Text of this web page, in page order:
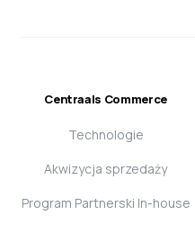
Centraals Commerce
Technologie
Akwizycja sprzedaży
Program Partnerski In-house